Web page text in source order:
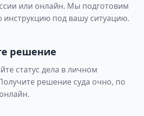
или онлайн. Мы подготовим
под вашу ситуацию.
решение
статус дела в личном
решение суда очно, по